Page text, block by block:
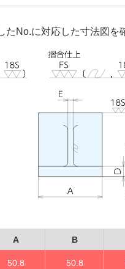
No.に対応した寸法図を
A B
50.8 50.8